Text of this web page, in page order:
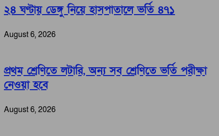
২৪ ঘণ্টায় ডেঙ্গু নিয়ে হাসপাতালে ভর্তি ৪৭১
August 6, 2026
প্রথম শ্রেণিতে লটারি, অন্য সব শ্রেণিতে ভর্তি পরীক্ষা
নেওয়া হবে
August 6, 2026